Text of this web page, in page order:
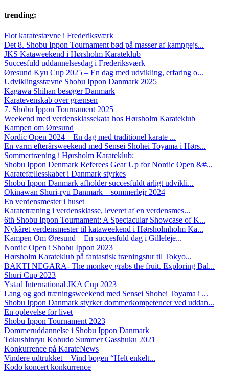
trending:
Flot karatestævne i Frederiksværk
Det 8. Shobu Ippon Tournament bød på masser af kampgejs...
JKS Kataweekend i Hørsholm Karateklub
Succesfuld uddannelsesdag i Frederiksværk
Øresund Kyu Cup 2025 – En dag med udvikling, erfaring o...
Udviklingsstævne Shobu Ippon Danmark 2025
Kagawa Shihan besøger Danmark
Karatevenskab over grænsen
7. Shobu Ippon Tournament 2025
Weekend med verdensklassekata hos Hørsholm Karateklub
Kampen om Øresund
Nordic Open 2024 – En dag med traditionel karate ...
En varm efterårsweekend med Sensei Shohei Toyama i Hørs...
Sommertræning i Hørsholm Karateklub:
Shobu Ippon Denmark Referees Gear Up for Nordic Open &#...
Karatefællesskabet i Danmark styrkes
Shobu Ippon Danmark afholder succesfuldt årligt udvikli...
Okinawan Shuri-ryu Danmark – sommerlejr 2024
En verdensmester i huset
Karatetræning i verdensklasse, leveret af en verdensmes...
6th Shobu Ippon Tournament: A Spectacular Showcase of K...
Nykåret verdensmester til kataweekend i Hørsholmholm Ka...
Kampen Om Øresund – En succesfuld dag i Gilleleje...
Nordic Open i Shobu Ippon 2023
Hørsholm Karateklub på fantastisk træningstur til Tokyo...
BAKTI NEGARA- The monkey grabs the fruit. Exploring Bal...
Shuri Cup 2023
Ystad International JKA Cup 2023
Lang og god træningsweekend med Sensei Shohei Toyama i ...
Shobu Ippon Danmark styrker dommerkompetencer ved uddan...
En oplevelse for livet
Shobu Ippon Tournament 2023
Dommeruddannelse i Shobu Ippon Danmark
Tokushinryu Kobudo Summer Gasshuku 2021
Konkurrence på KarateNews
Vindere udtrukket – Vind bogen “Helt enkelt...
Kodo koncert konkurrence